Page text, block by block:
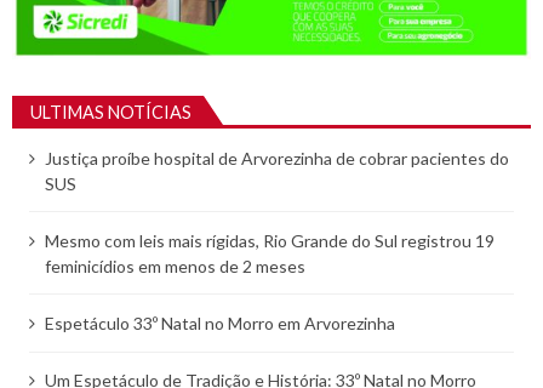
ULTIMAS NOTÍCIAS
Justiça proíbe hospital de Arvorezinha de cobrar pacientes do
SUS
Mesmo com leis mais rígidas, Rio Grande do Sul registrou 19
feminicídios em menos de 2 meses
Espetáculo 33º Natal no Morro em Arvorezinha
Um Espetáculo de Tradição e História: 33º Natal no Morro